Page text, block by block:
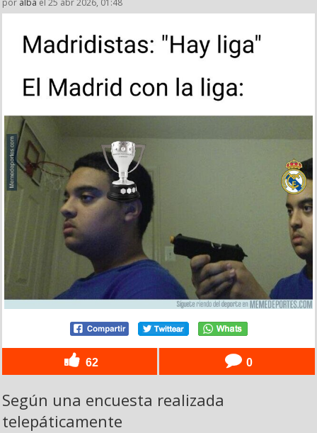
por alba el 25 abr 2026, 01:48
62 0
Según una encuesta realizada
telepáticamente